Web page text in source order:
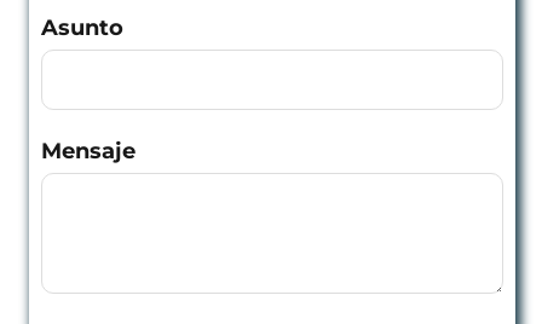
Asunto
Mensaje